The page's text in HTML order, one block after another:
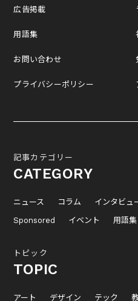
広告掲載
用語集
お問い合わせ
プライバシーポリシー
記事カテゴリー
CATEGORY
ニュース コラム インタビュ
Sponsored
イベント 用語集
トピック
TOPIC
アート デザイン テック